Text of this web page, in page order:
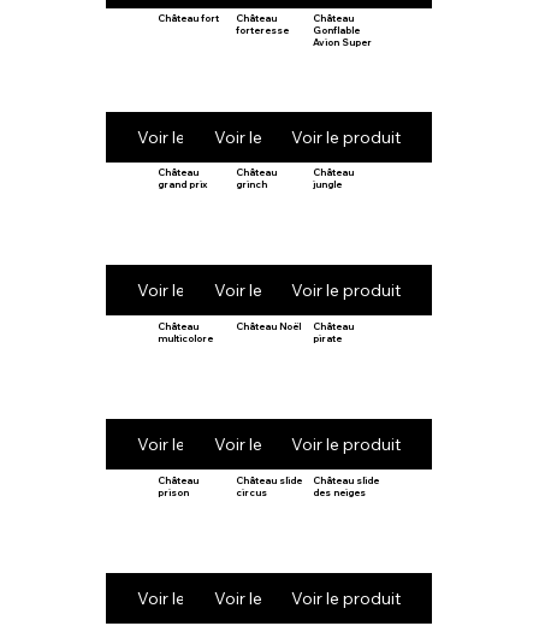
Château fort
Voir le produit
Château
forteresse
Voir le produit
Château
Gonflable
Avion Super
Voir le produit
Château
grand prix
Voir le produit
Château
grinch
Voir le produit
Château
jungle
Voir le produit
Château
multicolore
Voir le produit
Château Noël
Voir le produit
Château
pirate
Voir le produit
Château
prison
Voir le produit
Château slide
circus
Voir le produit
Château slide
des neiges
Voir le produit